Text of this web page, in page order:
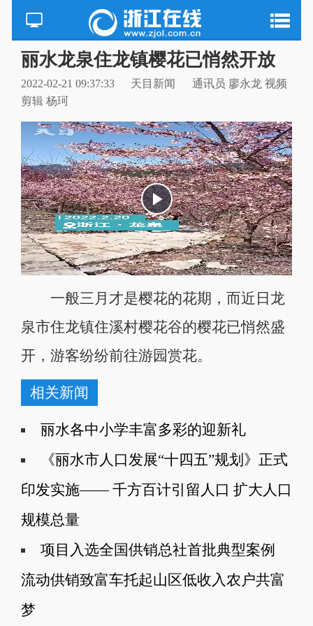
丽水龙泉住龙镇樱花已悄然开放
2022-02-21 09:37:33 天目新闻
通讯员 廖永龙 视频
剪辑 杨珂
一般三月才是樱花的花期，而近日龙
泉市住龙镇住溪村樱花谷的樱花已悄然盛
开，游客纷纷前往游园赏花。
相关新闻
丽水各中小学丰富多彩的迎新礼
《丽水市人口发展“十四五”规划》正式
印发实施—— 千方百计引留人口 扩大人口
规模总量
项目入选全国供销总社首批典型案例
流动供销致富车托起山区低收入农户共富
梦